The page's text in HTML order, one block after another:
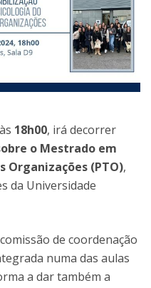
18h00, irá decorrer
o Mestrado em
Organizações (PTO),
da Universidade
de coordenação
numa das aulas
a dar também a